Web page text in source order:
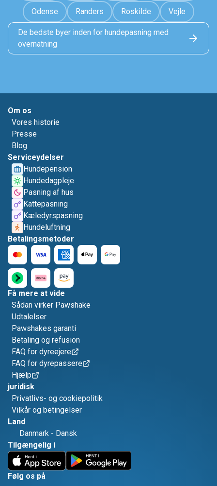
Odense Randers Roskilde Vejle
De bedste byer inden for hundepasning med
overnatning
Om os
Vores historie
Presse
Blog
Serviceydelser
Hundepension
Hundedagpleje
Pasning af hus
Kattepasning
Kæledyrspasning
Hundeluftning
Betalingsmetoder
Få mere at vide
Sådan virker Pawshake
Udtalelser
Pawshakes garanti
Betaling og refusion
FAQ for dyreejere
FAQ for dyrepassere
Hjælp
juridisk
Privatlivs- og cookiepolitik
Vilkår og betingelser
Land
Danmark - Dansk
Tilgængelig i
Følg os på